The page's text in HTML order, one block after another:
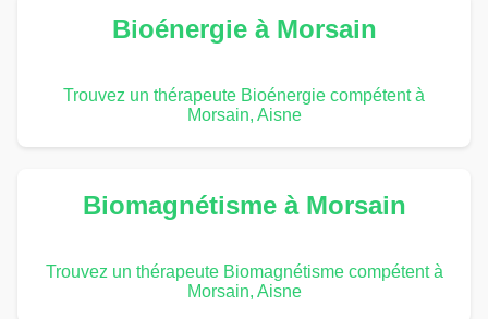
Bioénergie à Morsain
Trouvez un thérapeute Bioénergie compétent à
Morsain, Aisne
Biomagnétisme à Morsain
Trouvez un thérapeute Biomagnétisme compétent à
Morsain, Aisne